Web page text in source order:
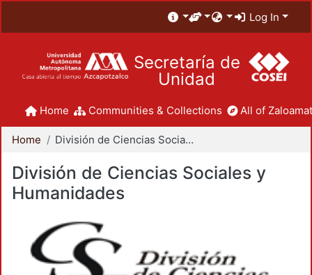
Log In
Secretaría de
Unidad
Home Communities & Collections All of
Home División de Ciencias Sociales y Humanidades
División de Ciencias Sociales y
Humanidades